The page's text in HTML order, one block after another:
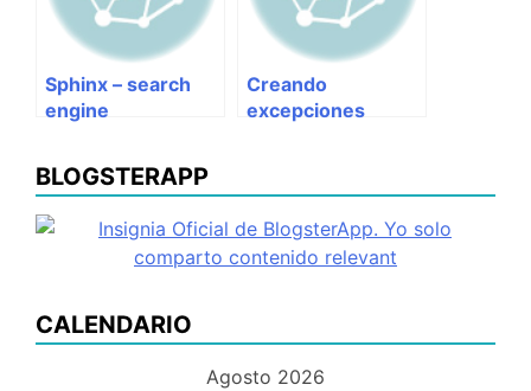
Sphinx – search
engine
Creando
excepciones
cachandolas en
BLOGSTERAPP
CALENDARIO
Agosto 2026